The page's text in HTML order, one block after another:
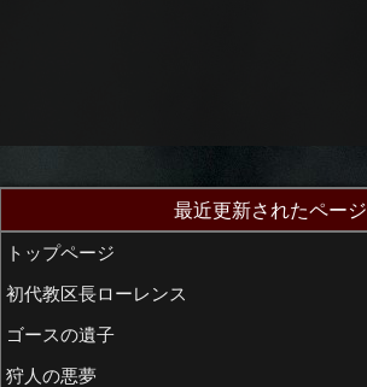
最近更新されたページ
トップページ
初代教区長ローレンス
ゴースの遺子
狩人の悪夢